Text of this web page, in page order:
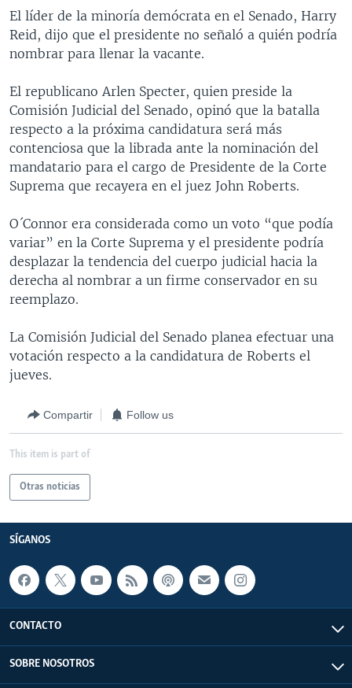
BRASIL
ENTRETENIMIENTO Y CULTURA
TECNOLOGÍA
CIENCIA Y SALUD
VIDEOS
FOTOGRAFÍA
PROGRAMAS TV
EL MUNDO AL DÍA
VISIÓN 360
LAS CLAVES
PANORAMA
RADIO
AUDIONOTICIAS
BUENOS DÍAS AMÉRICA
ESTADOS UNIDOS AL DÍA
EL MUNDO AL DÍA [RADIO]
FORO [RADIO]
DEPORTIVO INTERNACIONAL
NOTA ECONÓMICA
ENTRETENIMIENTO
DOCUMENTALES DE LA VOA
Learning English
SÍGANOS
Idiomas
El líder de la minoría demócrata en el Senado, Harry
Reid, dijo que el presidente no señaló a quién podría
nombrar para llenar la vacante.
El republicano Arlen Specter, quien preside la
Comisión Judicial del Senado, opinó que la batalla
respecto a la próxima candidatura será más
contenciosa que la librada ante la nominación del
mandatario para el cargo de Presidente de la Corte
Suprema que recayera en el juez John Roberts.
O´Connor era considerada como un voto “que podía
variar” en la Corte Suprema y el presidente podría
desplazar la tendencia del cuerpo judicial hacia la
derecha al nombrar a un firme conservador en su
reemplazo.
La Comisión Judicial del Senado planea efectuar una
votación respecto a la candidatura de Roberts el
jueves.
Compartir Follow us
This item is part of
Otras noticias
SÍGANOS
CONTACTO
SOBRE NOSOTROS